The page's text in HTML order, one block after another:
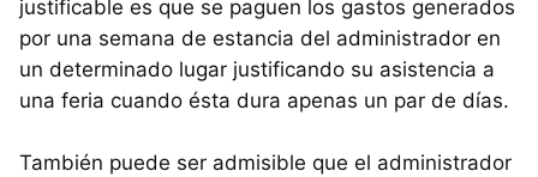
justificable es que se paguen los gastos generados
por una semana de estancia del administrador en
un determinado lugar justificando su asistencia a
una feria cuando ésta dura apenas un par de días.
También puede ser admisible que el administrador